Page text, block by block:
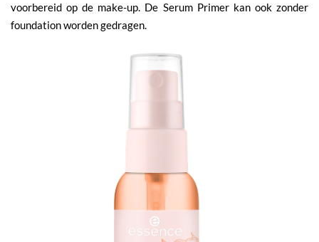
voorbereid op de make-up. De Serum Primer kan ook zonder
foundation worden gedragen.